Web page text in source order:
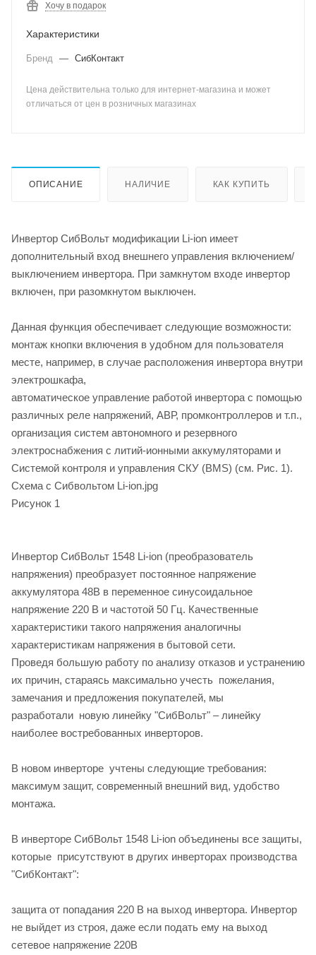
Хочу в подарок
Характеристики
Бренд — СибКонтакт
Цена действительна только для интернет-магазина и может
отличаться от цен в розничных магазинах
ОПИСАНИЕ НАЛИЧИЕ КАК КУПИТЬ
Инвертор СибВольт модификации Li-ion имеет
дополнительный вход внешнего управления включением/
выключением инвертора. При замкнутом входе инвертор
включен, при разомкнутом выключен.
Данная функция обеспечивает следующие возможности:
монтаж кнопки включения в удобном для пользователя
месте, например, в случае расположения инвертора внутри
электрошкафа,
автоматическое управление работой инвертора с помощью
различных реле напряжений, АВР, промконтроллеров и т.п.,
организация систем автономного и резервного
электроснабжения с литий-ионными аккумуляторами и
Cистемой контроля и управления СКУ (BMS) (см. Рис. 1).
Схема с Сибвольтом Li-ion.jpg
Рисунок 1
Инвертор СибВольт 1548 Li-ion (преобразователь
напряжения) преобразует постоянное напряжение
аккумулятора 48В в переменное синусоидальное
напряжение 220 В и частотой 50 Гц. Качественные
характеристики такого напряжения аналогичны
характеристикам напряжения в бытовой сети.
Проведя большую работу по анализу отказов и устранению
их причин, стараясь максимально учесть пожелания,
замечания и предложения покупателей, мы
разработали новую линейку "СибВольт" – линейку
наиболее востребованных инверторов.
В новом инверторе учтены следующие требования:
максимум защит, современный внешний вид, удобство
монтажа.
В инверторе СибВольт 1548 Li-ion объединены все защиты,
которые присутствуют в других инверторах производства
"СибКонтакт":
защита от попадания 220 В на выход инвертора. Инвертор
не выйдет из строя, даже если подать ему на выход
сетевое напряжение 220В